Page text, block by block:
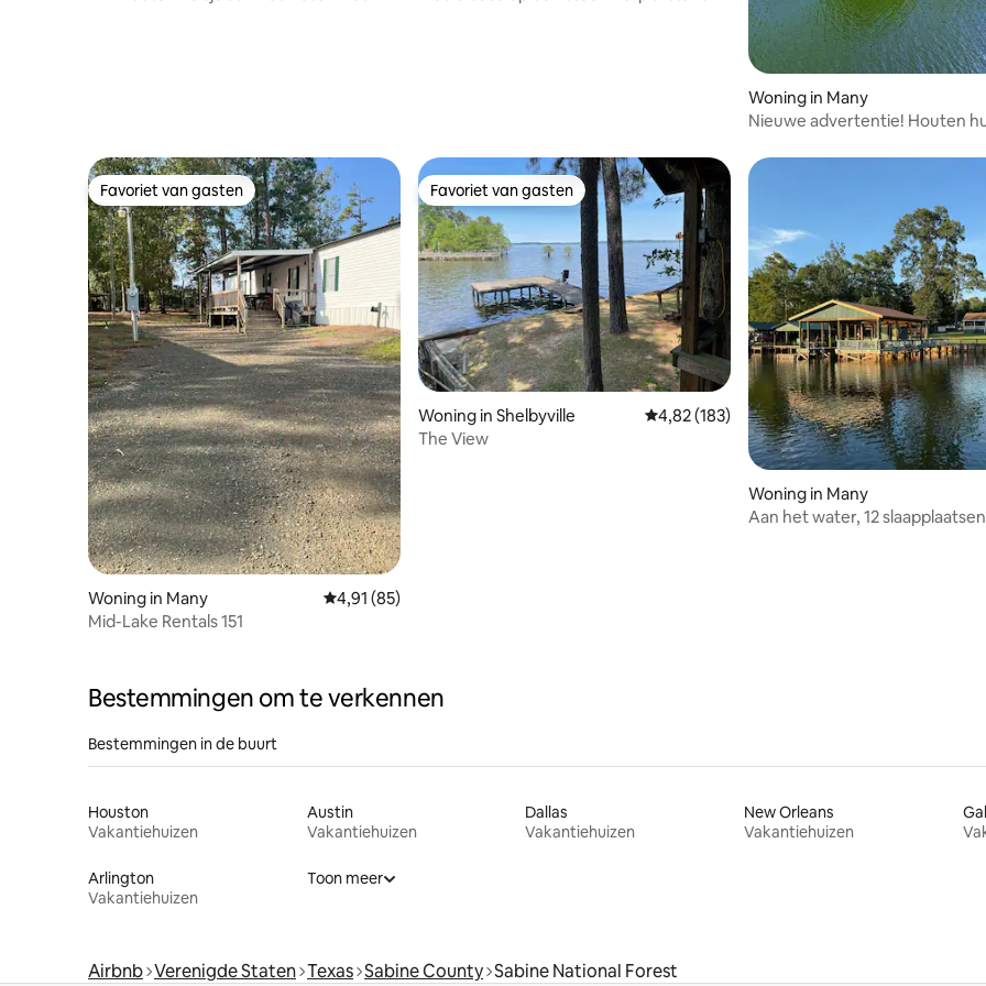
Woning in Many
Nieuwe advertentie! Houten
aanlegsteiger
Favoriet van gasten
Favoriet van gasten
Woning in Many Gemiddelde beoordeling van 4,91 uit 5, 85 recensies
4,91 (85)
Mid-Lake Rentals 151
Favoriet van gasten
Favoriet van gasten
Woning in Shelbyville Gemiddelde beoordeling van 4,82 uit 5, 183
4,82 (183)
The View
Woning in Many
Aan het water, 12
Bestemmingen om te verkennen
Bestemmingen in de buurt
Houston
Vakantiehuizen
Austin
Vakantiehuizen
Dallas
Vakantiehuizen
New Orleans
Vakantiehuizen
Arlington
Vakantiehuizen
Toon meer
Airbnb Verenigde Staten Texas Sabine County Sabine National Forest